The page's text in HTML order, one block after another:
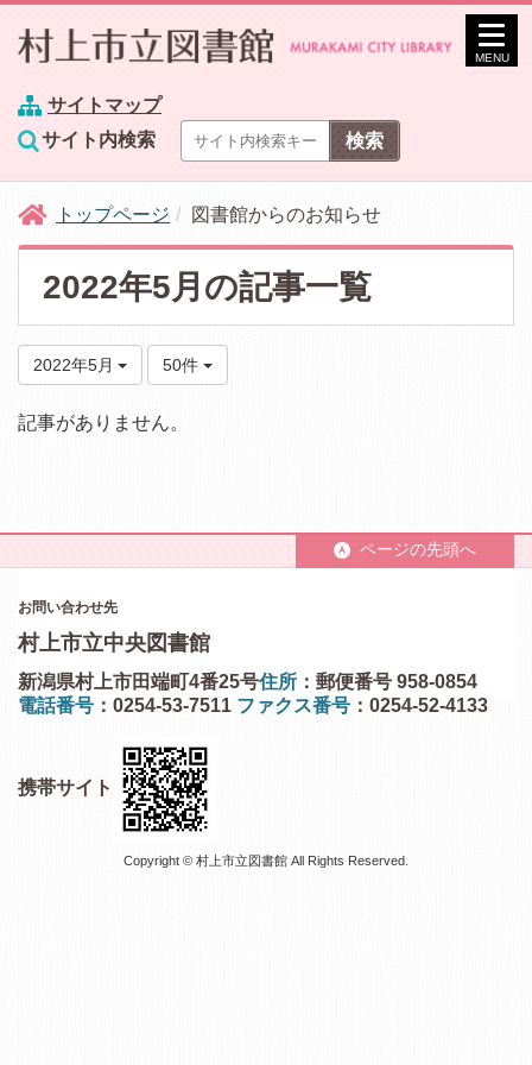
サイトマップ
サイト内検索
MENU
トップページ 図書館からのお知らせ
2022年5月の記事一覧
2022年5月 50件
記事がありません。
ページの先頭へ
お問い合わせ先
村上市立中央図書館
住所 ：郵便番号 958-0854
新潟県村上市田端町4番25号
電話番号 ：0254-53-7511 ファクス番号 ：0254-52-4133
携帯サイト
Copyright © 村上市立図書館 All Rights Reserved.